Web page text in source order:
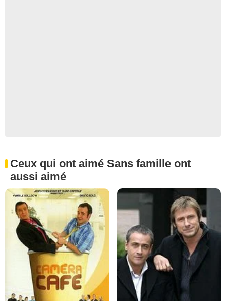
Ceux qui ont aimé Sans famille ont
aussi aimé